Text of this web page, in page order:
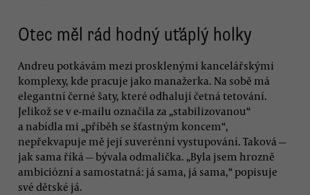
Otec měl rád hodný uťáplý holky
Andreu potkávám mezi prosklenými kancelářskými
komplexy, kde pracuje jako manažerka. Na sobě má
elegantní černé šaty, které odhalují četná tetování.
Jelikož se v e-mailu označila za „stabilizovanou“
a nabídla mi „příběh se šťastným koncem“,
nepřekvapuje mě její suverénní vystupování. Taková —
jak sama říká — bývala odmalička. „Byla jsem hrozně
ambiciózní a samostatná: já sama, já sama,“ popisuje
své dětské já.